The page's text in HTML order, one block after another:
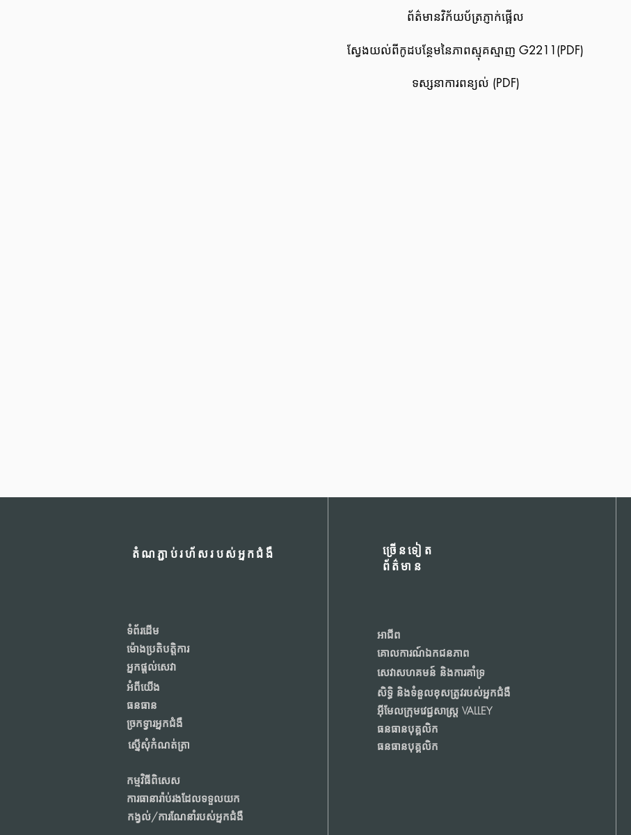
ព័ត៌មានវិក័យប័ត្រភ្ញាក់ផ្អើល
ស្វែងយល់ពីកូដបន្ថែមនៃភាពស្មុគស្មាញ G2211(PDF)
ទស្សនាការពន្យល់ (PDF)
តំណភ្ជាប់រហ័សរបស់អ្នកជំងឺ
ទំព័រដើម
ម៉ោងប្រតិបត្តិការ
អ្នកផ្តល់សេវា
អំពីយើង
ធនធាន
ច្រកទ្វារអ្នកជំងឺ
ស្នើសុំកំណត់ត្រា
កម្មវិធីពិសេស
ការធានារ៉ាប់រងដែលទទួលយក
កង្វល់/ការណែនាំរបស់អ្នកជំងឺ
ច្រើនទៀត
ព័ត៌មាន
អាជីព
គោលការណ៍ឯកជនភាព
សេវាសហគមន៍ និងការគាំទ្រ
សិទ្ធិ និងទំនួលខុសត្រូវរបស់អ្នកជំងឺ
អ៊ីមែលក្រុមវេជ្ជសាស្ត្រ VALLEY
ធនធានបុគ្គលិក
ធនធានបុគ្គលិក